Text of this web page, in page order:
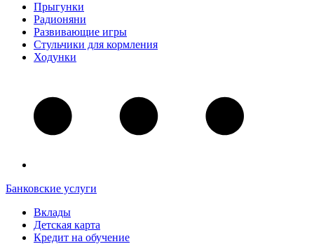
Прыгунки
Радионяни
Развивающие игры
Стульчики для кормления
Ходунки
Банковские услуги
Вклады
Детская карта
Кредит на обучение